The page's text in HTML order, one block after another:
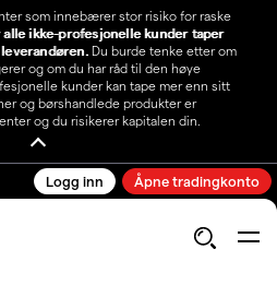
som innebærer stor risiko for raske
alle ikke-profesjonelle kunder taper
Du burde tenke etter om
og om du har råd til den høye
kunder kan tape mer enn sitt
og børshandlede produkter er
og du risikerer kapitalen din.
Logg inn Åpne tradingkonto